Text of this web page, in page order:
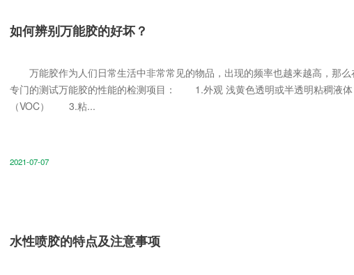
如何辨别万能胶的好坏？
万能胶作为人们日常生活中非常常见的物品，出现的频率也越来越高，那
专门的测试万能胶的性能的检测项目： 1.外观 浅黄色透明或半透明粘稠
（VOC） 3.粘...
2021-07-07
水性喷胶的特点及注意事项